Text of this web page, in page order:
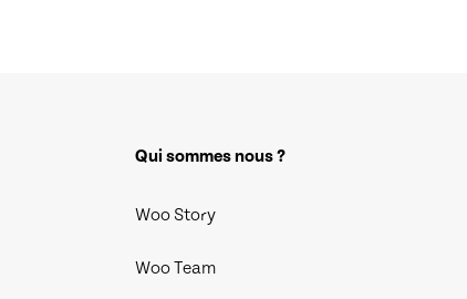
Qui sommes nous ?
Woo Story
Woo Team